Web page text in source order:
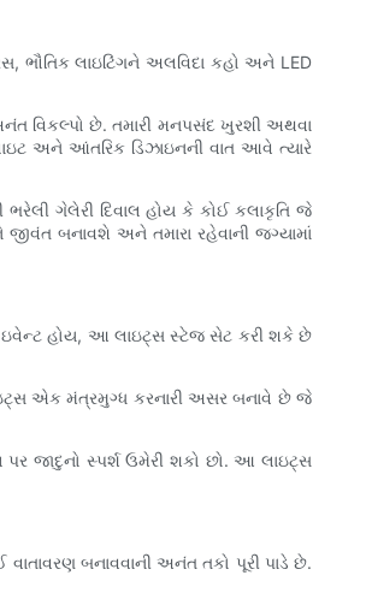
ભૌતિક લાઇટિંગને અલવિદા કહો અને LED
વિકલ્પો છે. તમારી મનપસંદ ખુરશી અથવા
અને આંતરિક ડિઝાઇનની વાત આવે ત્યારે
ભરેલી ગેલેરી દિવાલ હોય કે કોઈ કલાકૃતિ જે
બનાવશે અને તમારા રહેવાની જગ્યામાં
ઇવેન્ટ હોય, આ લાઇટ્સ સ્ટેજ સેટ કરી શકે છે
એક મંત્રમુગ્ધ કરનારી અસર બનાવે છે જે
જાદુનો સ્પર્શ ઉમેરી શકો છો. આ લાઇટ્સ
બનાવવાની અનંત તકો પૂરી પાડે છે.